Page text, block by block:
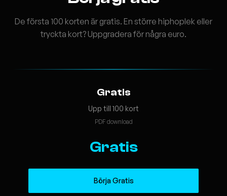
De första 100 korten är gratis. En större hiphoplek eller
tryckta kort? Uppgradera för några euro.
Gratis
Upp till 100 kort
PDF download
Gratis
Börja Gratis